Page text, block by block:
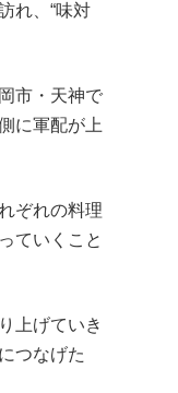
れ、“味対
市・天神で
に軍配が上
ぞれの料理
ていくこと
上げていき
つなげた